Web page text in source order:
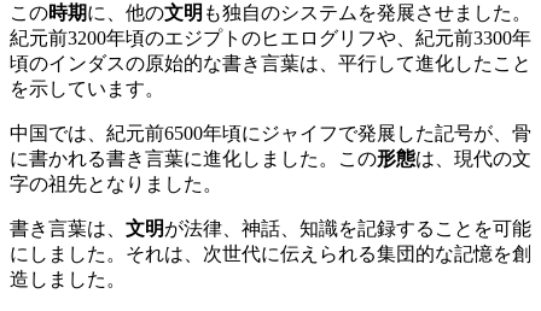
この時期に、他の文明 も独自のシステムを発展させました。
紀元前3200年頃のエジプトのヒエログリフや、紀元前3300年
頃のインダスの原始的な書き言葉は、平行して進化したこと
を示しています。
中国では、紀元前6500年頃にジャイフで発展した記号が、骨
に書かれる書き言葉に進化しました。この形態は、現代の文
字の祖先となりました。
書き言葉は、 文明が法律、神話、知識を記録することを可能
にしました。それは、次世代に伝えられる集団的な記憶を創
造しました。